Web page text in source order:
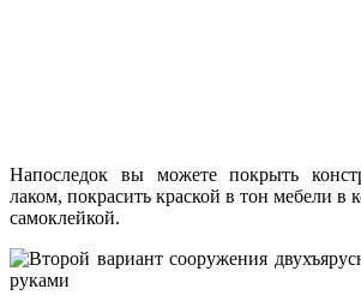
Напоследок вы можете покрыть
лаком, покрасить краской в тон мебели в
самоклейкой.